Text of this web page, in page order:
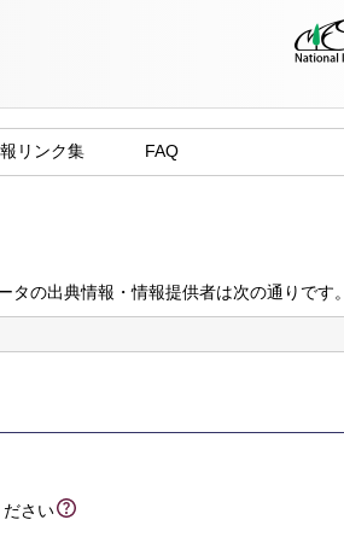
リンク集 FAQ
の出典情報・情報提供者は次の通りです。
さい